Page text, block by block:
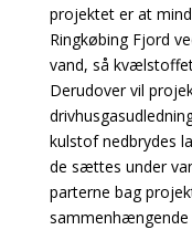
projektet er at
Ringkøbing Fjord
vand, så
Derudover vil
kulstof nedbrydes
de sættes under
parterne bag